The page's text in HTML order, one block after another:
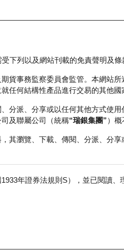
料及市場統計 瑞銀輪證教室
受下列以及網站刊載的免責聲明及條
貨事務監察委員會監管。本網站所
任何結構性產品進行交易的其他國
分派、分享或以任何其他方式使
及聯屬公司（統稱“瑞銀集團”）
其瀏覽、下載、傳閱、分派、分
年證券法規則S），並已閱讀、